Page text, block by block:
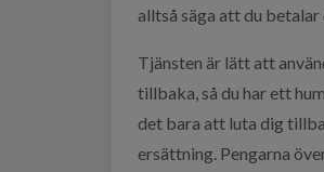
alltså säga att du
Tjänsten är lätt att
tillbaka, så du har ett
det bara att luta dig
ersättning. Pengarna